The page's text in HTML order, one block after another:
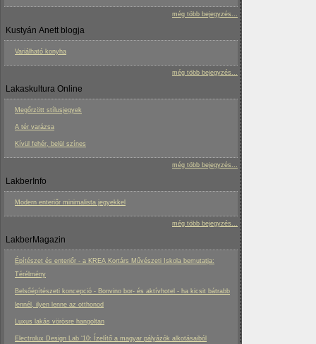
még több bejegyzés...
Kustyán Anett blogja
Variálható konyha
még több bejegyzés...
Lakaskultura Online
Megőrzött stílusjegyek
A tér varázsa
Kívül fehér, belül színes
még több bejegyzés...
LakberInfo
Modern enteriőr minimalista jegyekkel
még több bejegyzés...
LakberMagazin
Építészet és enteriőr - a KREA Kortárs Művészeti Iskola bemutatja:
Térélmény
Belsőépítészeti koncepció - Bonvino bor- és aktívhotel - ha kicsit bátrabb
lennél, ilyen lenne az otthonod
Luxus lakás vörösre hangoltan
Electrolux Design Lab ‘10: Ízelítő a magyar pályázók alkotásaiból